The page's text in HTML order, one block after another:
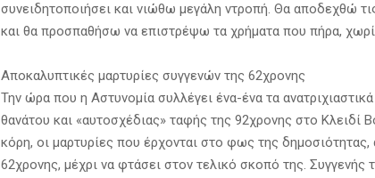
συνειδητοποιήσει και νιώθω μεγάλη ντροπή. Θα αποδεχθώ
και θα προσπαθήσω να επιστρέψω τα χρήματα που πήρα,
Αποκαλυπτικές μαρτυρίες συγγενών της 62χρονης
Την ώρα που η Αστυνομία συλλέγει ένα-ένα τα ανατριχιαστικά
θανάτου και «αυτοσχέδιας» ταφής της 92χρονης στο Κλειδί
κόρη, οι μαρτυρίες που έρχονται στο φως της δημοσιότητας,
62χρονης, μέχρι να φτάσει στον τελικό σκοπό της. Συγγενής